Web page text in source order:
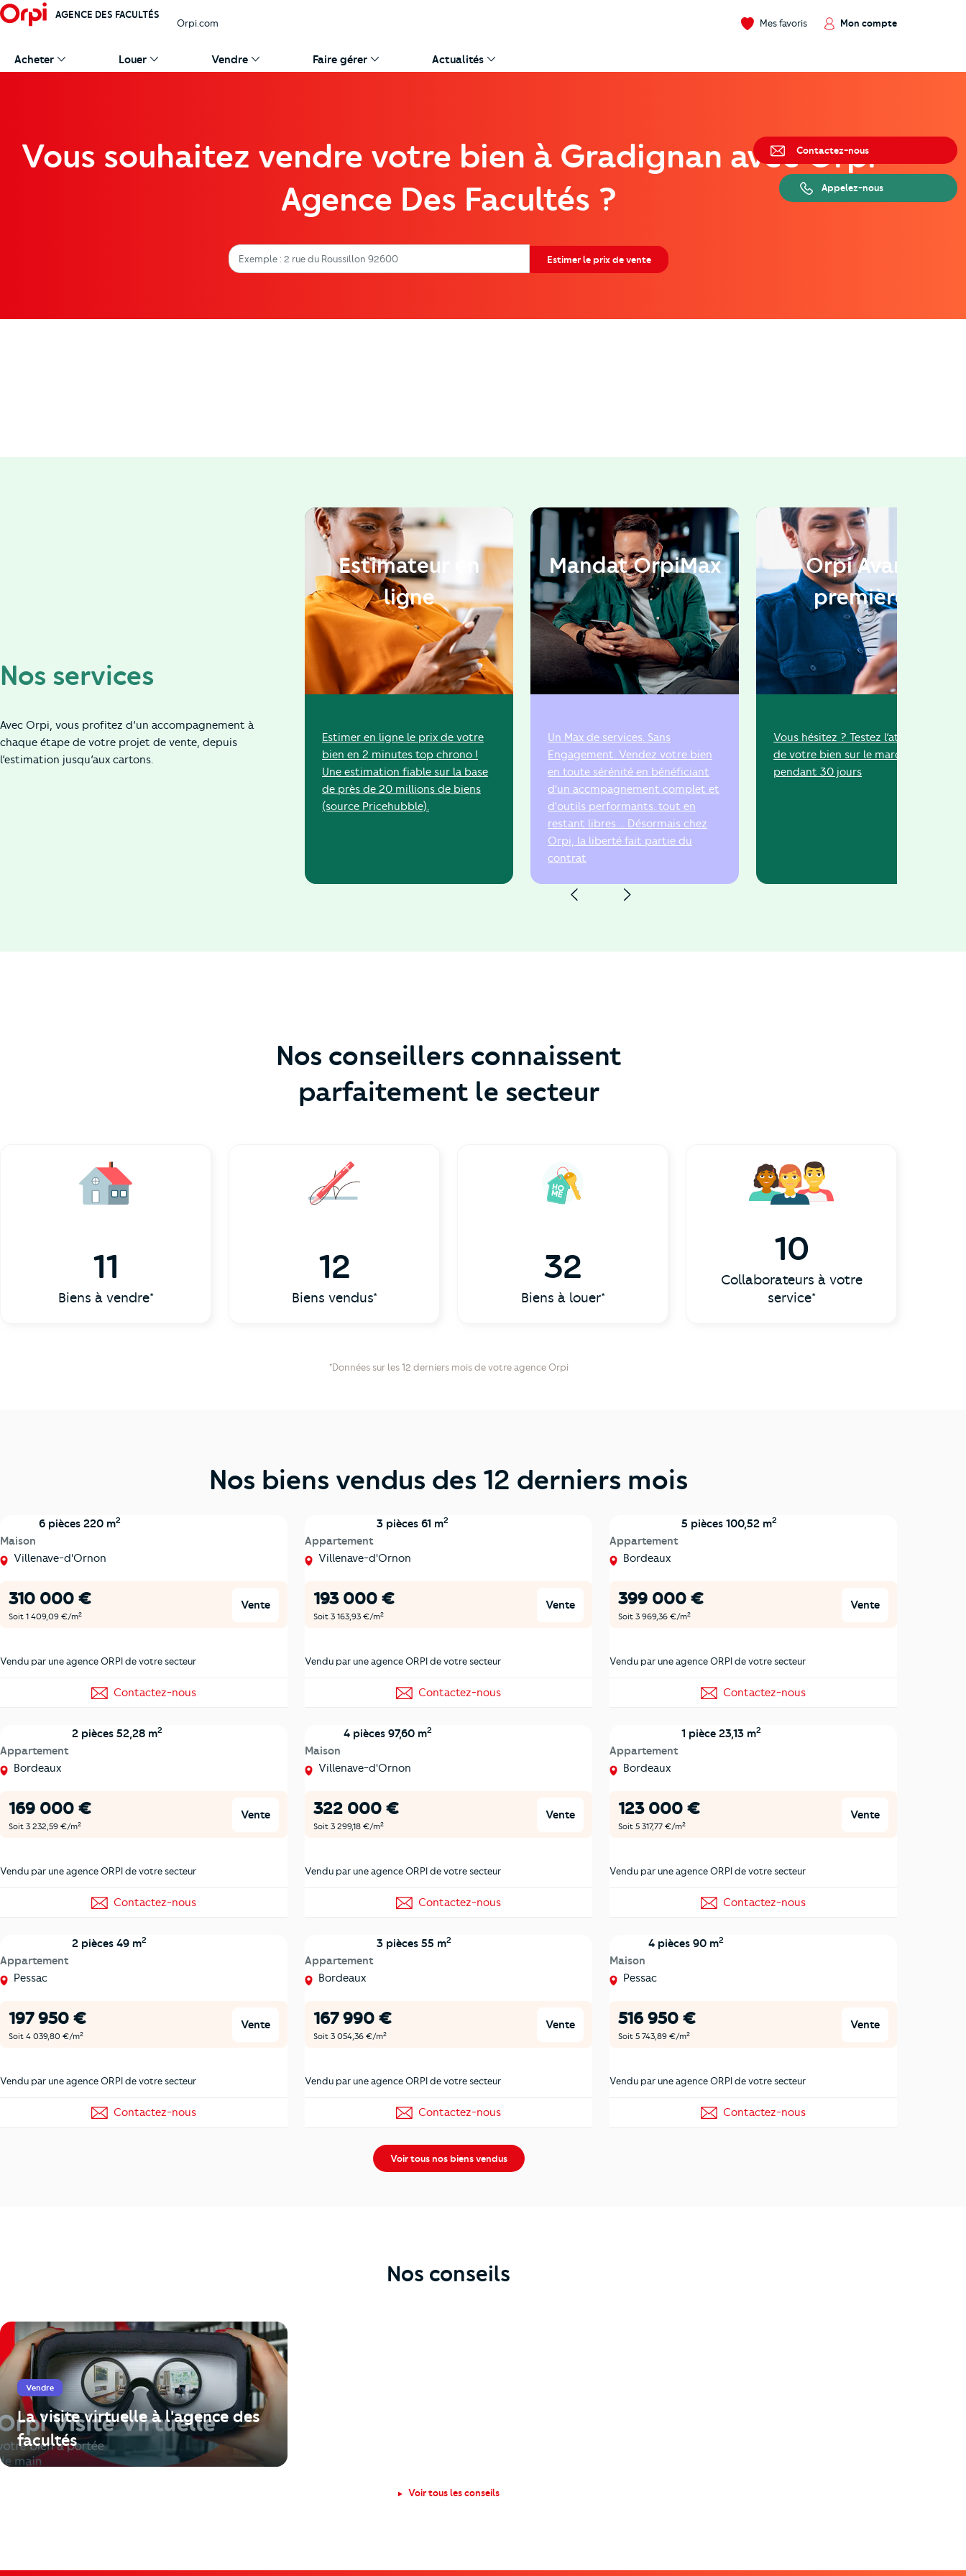
AGENCE DES FACULTÉS
Orpi.com Mes favoris Mon compte
Acheter Louer Vendre Faire gérer Actualités
Vous souhaitez vendre votre bien à Gradignan avec Orpi
Agence Des Facultés ?
Adresse du bien à estimer
Exemple : 2 rue du Roussillon 92600 Estimer le prix de vente
Nos services
Avec Orpi, vous profitez d’un accompagnement à
chaque étape de votre projet de vente, depuis
l’estimation jusqu’aux cartons.
Estimateur en
ligne
Estimer en ligne le prix de votre
bien en 2 minutes top chrono !
Une estimation fiable sur la base
de près de 20 millions de biens
(source Pricehubble).
Mandat OrpiMax
Un Max de services. Sans
Engagement. Vendez votre bien
en toute sérénité en bénéficiant
d'un accmpagnement complet et
d'outils performants. tout en
restant libres.... Désormais chez
Orpi, la liberté fait partie du
contrat
Orpi Avant
première
Vous hésitez ? Testez l’attractivité
de votre bien sur le marché
pendant 30 jours
Nos conseillers connaissent
parfaitement le secteur
11
Biens à vendre*
12
Biens vendus*
32
Biens à louer*
10
Collaborateurs à votre
service*
*Données sur les 12 derniers mois de votre agence Orpi
Nos biens vendus des 12 derniers mois
Maison
6 pièces 220 m2
Villenave-d'Ornon
310 000 €
Soit 1 409,09 €/m2
Vente
Vendu par une agence ORPI de votre secteur
Contactez-nous
Appartement
3 pièces 61 m2
Villenave-d'Ornon
193 000 €
Soit 3 163,93 €/m2
Vente
Vendu par une agence ORPI de votre secteur
Contactez-nous
Appartement
5 pièces 100,52 m2
Bordeaux
399 000 €
Soit 3 969,36 €/m2
Vente
Vendu par une agence ORPI de votre secteur
Contactez-nous
Appartement
2 pièces 52,28 m2
Bordeaux
169 000 €
Soit 3 232,59 €/m2
Vente
Vendu par une agence ORPI de votre secteur
Contactez-nous
Maison
4 pièces 97,60 m2
Villenave-d'Ornon
322 000 €
Soit 3 299,18 €/m2
Vente
Vendu par une agence ORPI de votre secteur
Contactez-nous
Appartement
1 pièce 23,13 m2
Bordeaux
123 000 €
Soit 5 317,77 €/m2
Vente
Vendu par une agence ORPI de votre secteur
Contactez-nous
Appartement
2 pièces 49 m2
Pessac
197 950 €
Soit 4 039,80 €/m2
Vente
Vendu par une agence ORPI de votre secteur
Contactez-nous
Appartement
3 pièces 55 m2
Bordeaux
167 990 €
Soit 3 054,36 €/m2
Vente
Vendu par une agence ORPI de votre secteur
Contactez-nous
Maison
4 pièces 90 m2
Pessac
516 950 €
Soit 5 743,89 €/m2
Vente
Vendu par une agence ORPI de votre secteur
Contactez-nous
Voir tous nos biens vendus
Nos conseils
Vendre
La visite virtuelle à l'agence des
facultés
Voir tous les conseils
Contactez-nous
Appelez-nous